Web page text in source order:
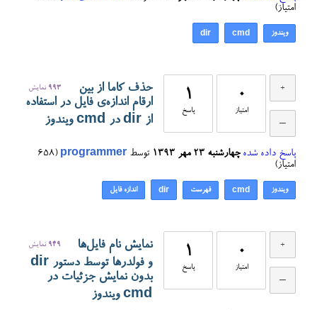
امتیاز)
ویندوز cmd
dir
0
امتیاز
1
پاسخ
993 نمایش
حذف کاما از بین
ارقام اندازه‌ی فایل در استفاده
از dir در cmd ویندوز
پاسخ داده شده چهارشنبه ۲۳ مهر ۱۳۹۳ توسط programmer
(
658
امتیاز)
ویندوز cmd فهرست dir اندازه فایل
0
امتیاز
1
پاسخ
949 نمایش
نمایش نام فایل‌ها
و فولدرها توسط دستور dir
بدون نمایش جزئیات در
cmd ویندوز